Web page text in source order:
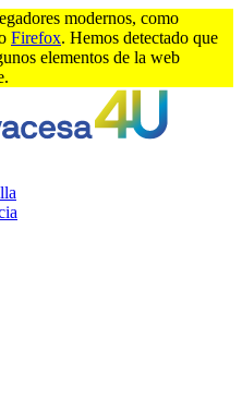
modernos, como
Firefox. Hemos detectado que
elementos de la web